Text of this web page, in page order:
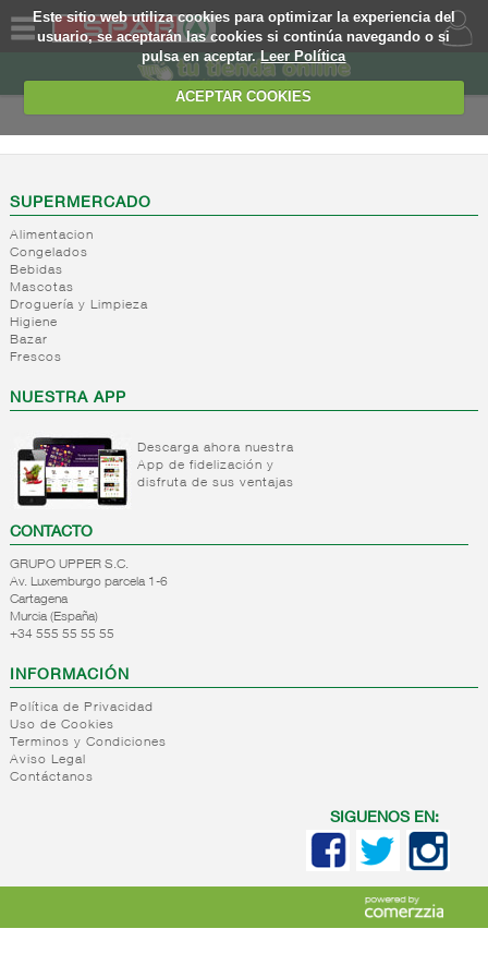
Este sitio web utiliza cookies para optimizar la experiencia del
usuario, se aceptarán las cookies si continúa navegando o si
pulsa en aceptar.Leer Política
ACEPTAR COOKIES
SOMOS
WEB
EJEMPLO
SUPERMERCADO
Alimentacion
Congelados
Bebidas
Mascotas
Droguería y Limpieza
Higiene
Bazar
Frescos
NUESTRA APP
Descarga ahora nuestra
App de fidelización y
disfruta de sus ventajas
CONTACTO
GRUPO UPPER S.C.
Av. Luxemburgo parcela 1-6
Cartagena
Murcia (España)
+34 555 55 55 55
INFORMACIÓN
Política de Privacidad
Uso de Cookies
Terminos y Condiciones
Aviso Legal
Contáctanos
SIGUENOS EN: